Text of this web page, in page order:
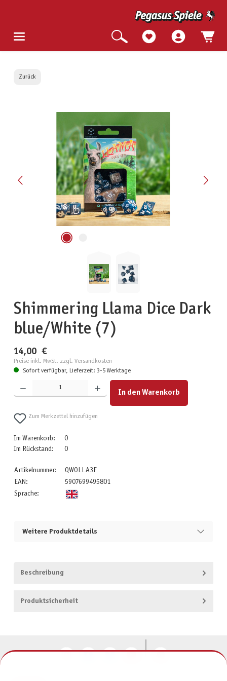
Zurück
Shimmering Llama Dice Dark
blue/White (7)
14,00 €
Preise inkl. MwSt. zzgl. Versandkosten
Sofort verfügbar, Lieferzeit: 3-5 Werktage
Produkt Anzahl: Gib den gewünschten Wert ein oder benutze die Schaltflächen um die Anzahl zu
In den Warenkorb
Zum Merkzettel hinzufügen
Im Warenkorb:
0
Im Rückstand:
0
Artikelnummer:
QWOLLA3F
EAN:
5907699495801
Sprache:
Weitere Produktdetails
Beschreibung
Produktsicherheit